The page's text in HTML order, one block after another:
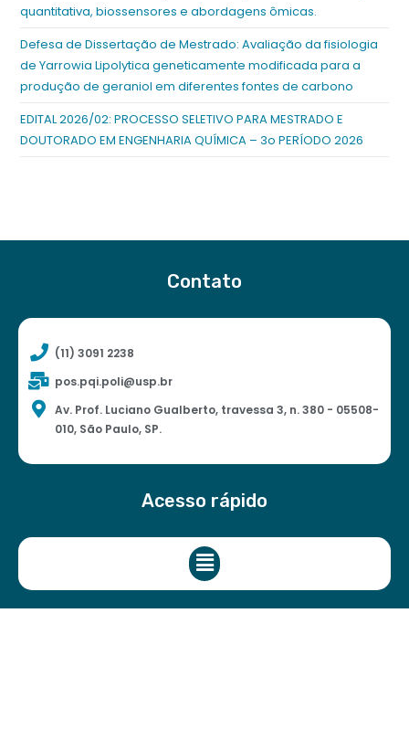
quantitativa, biossensores e abordagens ômicas.
Defesa de Dissertação de Mestrado: Avaliação da fisiologia
de Yarrowia Lipolytica geneticamente modificada para a
produção de geraniol em diferentes fontes de carbono
EDITAL 2026/02: PROCESSO SELETIVO PARA MESTRADO E
DOUTORADO EM ENGENHARIA QUÍMICA – 3o PERÍODO 2026
Contato
(11) 3091 2238
pos.pqi.poli@usp.br
Av. Prof. Luciano Gualberto, travessa 3, n. 380 - 05508-
010, São Paulo, SP.
Acesso rápido